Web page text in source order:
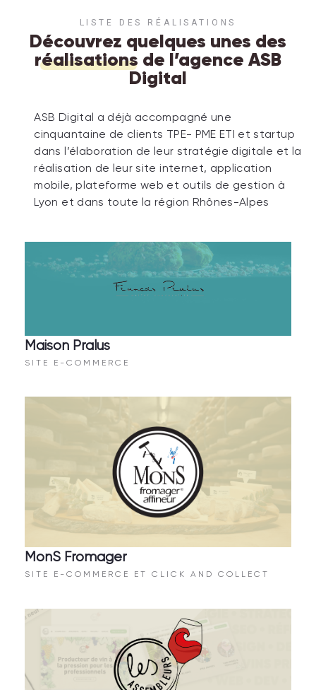
LISTE DES RÉALISATIONS
Découvrez quelques unes des
réalisations de l’agence ASB
Digital
ASB Digital a déjà accompagné une
cinquantaine de clients TPE- PME ETI et startup
dans l’élaboration de leur stratégie digitale et la
réalisation de leur site internet, application
mobile, plateforme web et outils de gestion à
Lyon et dans toute la région Rhônes-Alpes
Maison Pralus
SITE E-COMMERCE
MonS Fromager
SITE E-COMMERCE ET CLICK AND COLLECT